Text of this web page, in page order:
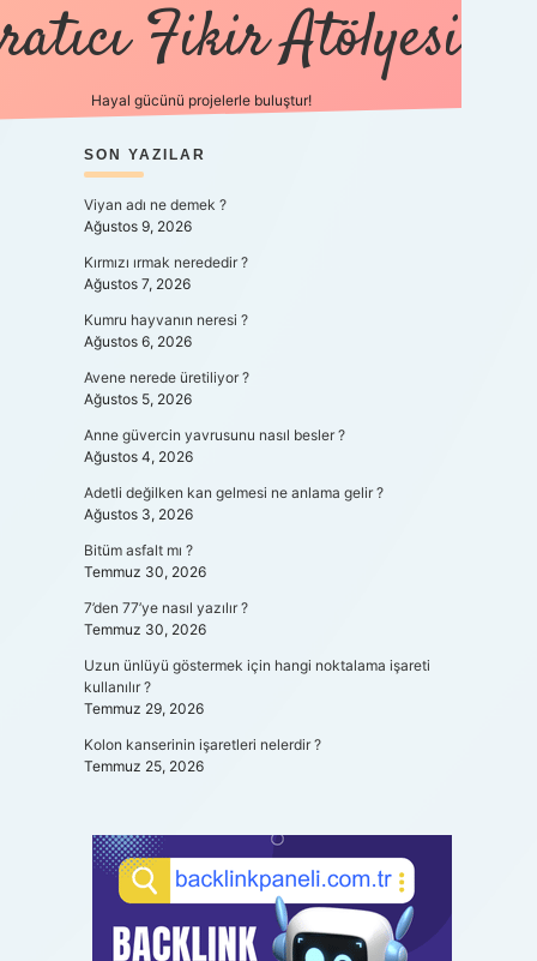
Fikir Atölyesi
Hayal gücünü projelerle buluştur!
SIDEBAR
SON YAZILAR
Viyan adı ne demek ?
Ağustos 9, 2026
Kırmızı ırmak nerededir ?
Ağustos 7, 2026
Kumru hayvanın neresi ?
Ağustos 6, 2026
Avene nerede üretiliyor ?
Ağustos 5, 2026
Anne güvercin yavrusunu nasıl besler ?
Ağustos 4, 2026
Adetli değilken kan gelmesi ne anlama gelir ?
Ağustos 3, 2026
Bitüm asfalt mı ?
Temmuz 30, 2026
7’den 77’ye nasıl yazılır ?
Temmuz 30, 2026
Uzun ünlüyü göstermek için hangi noktalama işareti
kullanılır ?
Temmuz 29, 2026
Kolon kanserinin işaretleri nelerdir ?
Temmuz 25, 2026